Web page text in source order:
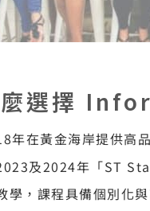
選擇
年在黃金海岸提供高
及2024年「ST
學，課程具備個別化